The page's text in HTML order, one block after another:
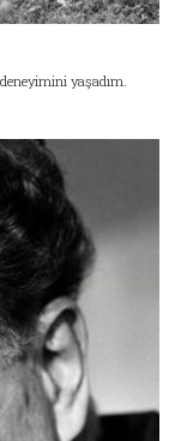
yaşadım.